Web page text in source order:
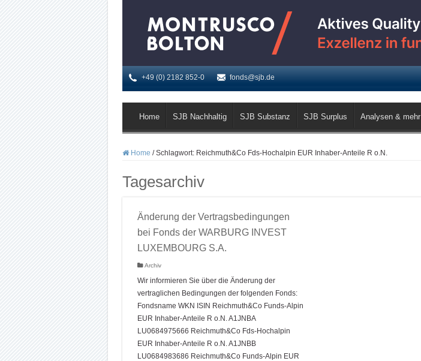
+49 (0) 2182 852-0 fonds@sjb.de
Home SJB Nachhaltig SJB Substanz SJB Surplus Analysen & mehr
Home / Schlagwort: Reichmuth&Co Fds-Hochalpin EUR Inhaber-Anteile R o.N.
Tagesarchiv
Änderung der Vertragsbedingungen
bei Fonds der WARBURG INVEST
LUXEMBOURG S.A.
Archiv
Wir informieren Sie über die Änderung der
vertraglichen Bedingungen der folgenden Fonds:
Fondsname WKN ISIN Reichmuth&Co Funds-Alpin
EUR Inhaber-Anteile R o.N. A1JNBA
LU0684975666 Reichmuth&Co Fds-Hochalpin
EUR Inhaber-Anteile R o.N. A1JNBB
LU0684983686 Reichmuth&Co Funds-Alpin EUR